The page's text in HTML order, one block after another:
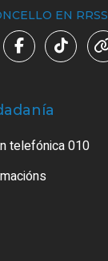
EN RRSS
telefónica 010